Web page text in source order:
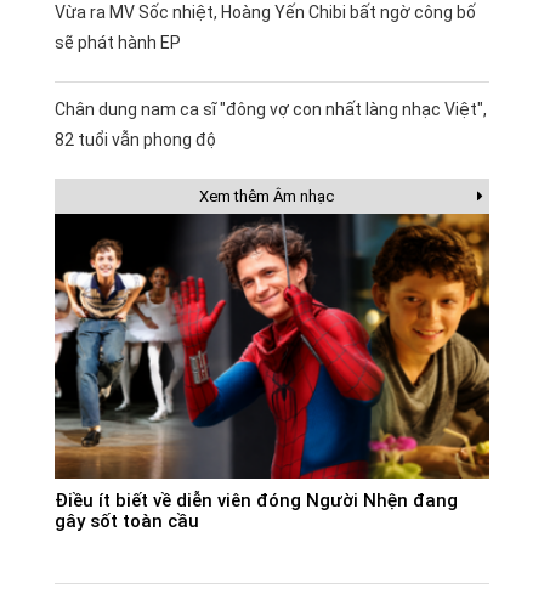
Vừa ra MV Sốc nhiệt, Hoàng Yến Chibi bất ngờ công bố
sẽ phát hành EP
Chân dung nam ca sĩ "đông vợ con nhất làng nhạc Việt",
82 tuổi vẫn phong độ
Xem thêm Âm nhạc
Điều ít biết về diễn viên đóng Người Nhện đang
gây sốt toàn cầu